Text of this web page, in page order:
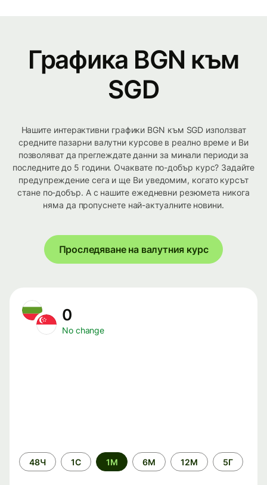
Графика BGN към
SGD
Нашите интерактивни графики BGN към SGD използват
средните пазарни валутни курсове в реално време и Ви
позволяват да преглеждате данни за минали периоди за
последните до 5 години. Очаквате по-добър курс? Задайте
предупреждение сега и ще Ви уведомим, когато курсът
стане по-добър. А с нашите ежедневни резюмета никога
няма да пропуснете най-актуалните новини.
Проследяване на валутния курс
0
No change
Time
period
48Ч 1С 1М 6М 12М 5Г